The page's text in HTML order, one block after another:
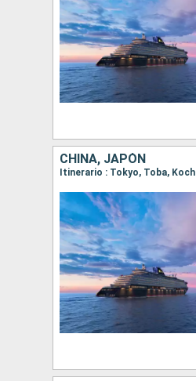
CHINA, JAPÓN
Itinerario : Tokyo, Toba,